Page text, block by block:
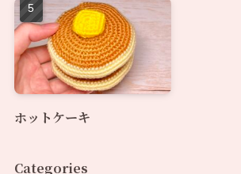
ホットケーキ
Categories